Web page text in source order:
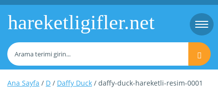
hareketligifler.net
Ana Sayfa / D / Daffy Duck / daffy-duck-hareketli-resim-0001